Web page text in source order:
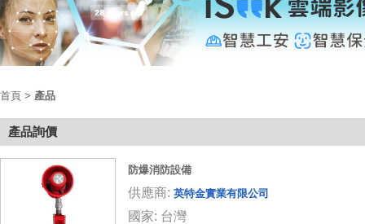
首頁 > 產品
產品詢價
防爆消防設備
供應商: 英特金實業有限公司
國家: 台灣